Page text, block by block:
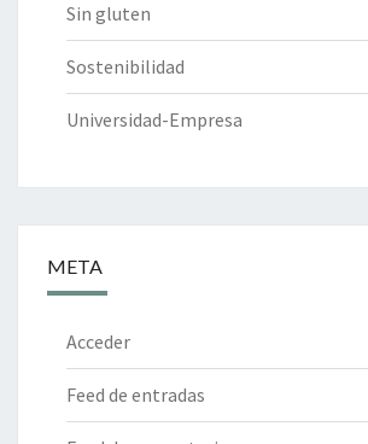
Sin gluten
Sostenibilidad
Universidad-Empresa
META
Acceder
Feed de entradas